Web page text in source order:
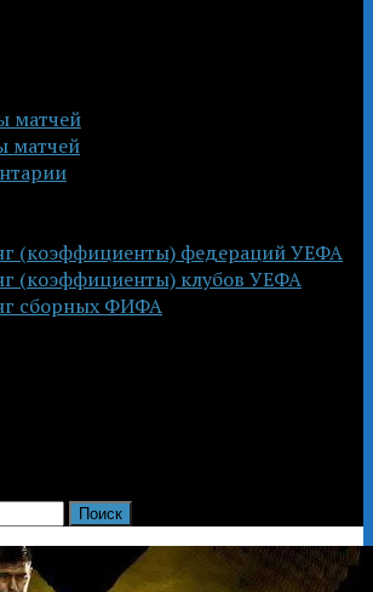
матчей
матчей
(коэффициенты) федераций УЕФА
(коэффициенты) клубов УЕФА
сборных ФИФА